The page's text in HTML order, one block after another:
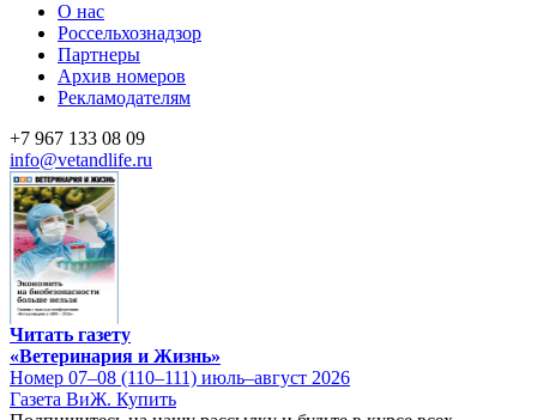
О нас
Россельхознадзор
Партнеры
Архив номеров
Рекламодателям
+7 967 133 08 09
info@vetandlife.ru
Читать газету
«Ветеринария и Жизнь»
Номер 07–08 (110–111) июль–август 2026
Газета ВиЖ. Купить